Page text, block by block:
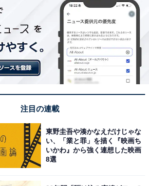
ビュー、エンタメトピックスなどを中
ンルで執筆中のライター。時々、店舗
ト記事も担当。All AboutおよびAll
ライター歴は6年。
5位までのランキング結果を見る
注目の連載
東野圭吾や湊かなえだけじゃな
い、「業と罪」を描く『映画ち
いかわ』から強く連想した映画
8選